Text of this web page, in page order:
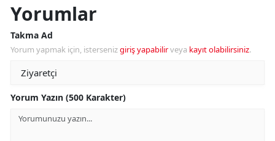
Yorumlar
Takma Ad
Yorum yapmak için, istersenizgiriş yapabilirveya kayıt olabilirsiniz.
Yorum Yazın (500 Karakter)